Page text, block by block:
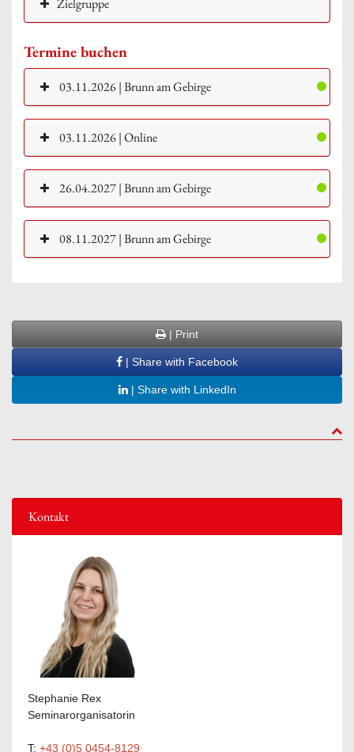
Termine buchen
03.11.2026 | Brunn am Gebirge
03.11.2026 | Online
26.04.2027 | Brunn am Gebirge
08.11.2027 | Brunn am Gebirge
| Print
| Share with Facebook
| Share with LinkedIn
to
Kontakt
Stephanie Rex
Seminarorganisatorin
T: +43 (0)5 0454-8129